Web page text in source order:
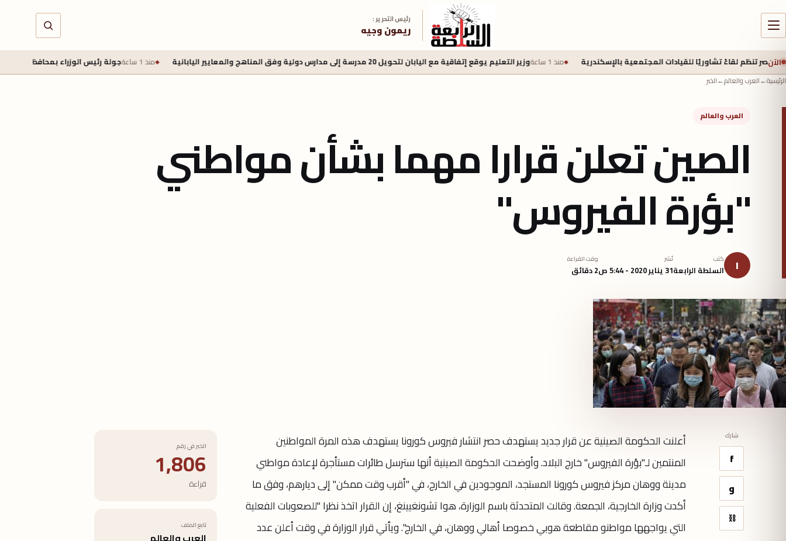
رئيس التحرير :
ريمون وجيه
الآن
لقاءً تشاوريًا للقيادات المجتمعية بالإسكندرية منذ 1 ساعة وزير التعليم يوقع إتفاقية مع اليابان لتحويل 20 مدرسة إلى مدارس دولية وفق المناهج والمعايير اليابانية منذ 1 ساعة جولة رئيس الوزراء بمحافظة مطروح ومستجدات
الرئيسية←العرب والعالم←الخبر
العرب والعالم
الصين تعلن قرارا مهما بشأن مواطني
"بؤرة الفيروس"
ا كتب
السلطة الرابعة
نُشر
31 يناير 2020 - 5:44 ص
وقت القراءة
2 دقائق
شارك
f
و
⛓
أعلنت الحكومة الصينية عن قرار جديد يستهدف حصر انتشار فيروس كورونا يستهدف هذه المرة المواطنين
المنتمين لـ"بؤرة الفيروس" خارج البلاد. وأوضحت الحكومة الصينية أنها سترسل طائرات مستأجرة لإعادة مواطني
مدينة ووهان مركز فيروس كورونا المستجد، الموجودين في الخارج، في "أقرب وقت ممكن" إلى ديارهم، وفق ما
أكدت وزارة الخارجية، الجمعة. وقالت المتحدثة باسم الوزارة، هوا تشونغيينغ، إن القرار اتخذ نظرا "للصعوبات الفعلية
التي يواجهها مواطنو مقاطعة هوبي خصوصا أهالي ووهان، في الخارج". ويأتي قرار الوزارة في وقت أعلن عدد
الخبر في رقم
1,806
قراءة
تابع الملف